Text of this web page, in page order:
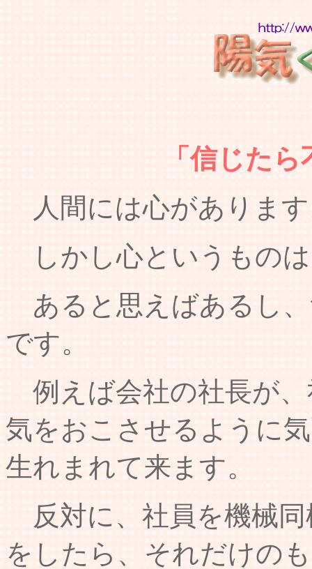
「信じた
人間には心がありま
しかし心というもの
あると思えばあるし
です。
例えば会社の社長が
気をおこさせるように
生れまれて来ます。
反対に、社員を機械
をしたら、それだけの